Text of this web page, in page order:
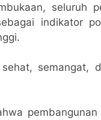
seluruh
indikator
semangat,